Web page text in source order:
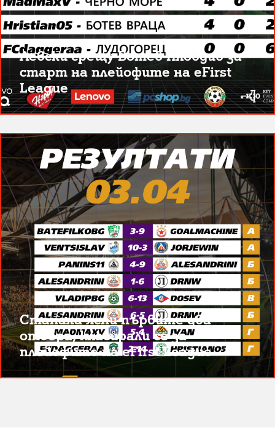
Левски срещу Ботев Пловдив за
старт на плейофите на eFirst
League
Станаха ясни първите два
отбора, класирали се за
плейофите на eFirst League